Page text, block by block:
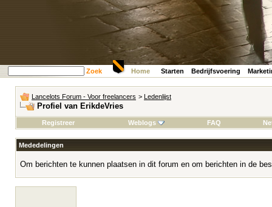
Zoek Home Starten Bedrijfsvoering
Lancelots Forum - Voor freelancers > Ledenlijst
Profiel van ErikdeVries
Registreer Weblogs FAQ
Mededelingen
Om berichten te kunnen plaatsen in dit forum en om berichten in de